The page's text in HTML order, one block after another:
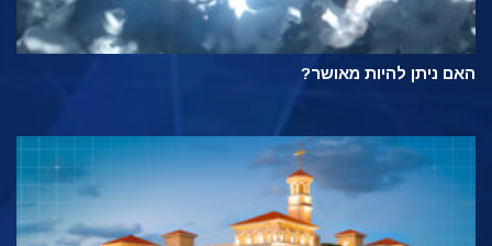
האם ניתן להיות מאושר?